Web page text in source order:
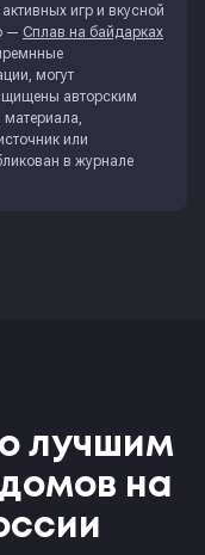
игр и вкусной
— Сплав на байдарках
могут
авторским
или
в журнале
лучшим
на